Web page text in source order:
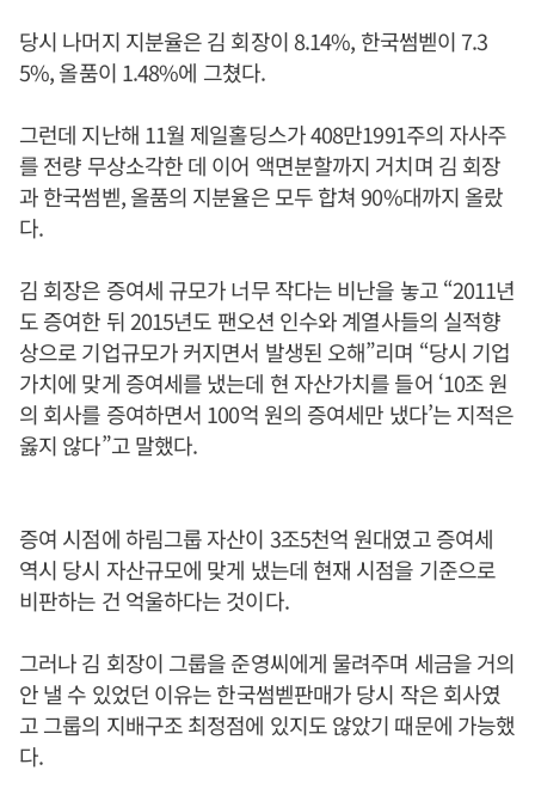
당시 나머지 지분율은 김 회장이 8.14%, 한국썸벧이 7.3
5%, 올품이 1.48%에 그쳤다.
그런데 지난해 11월 제일홀딩스가 408만1991주의 자사주
를 전량 무상소각한 데 이어 액면분할까지 거치며 김 회장
과 한국썸벧, 올품의 지분율은 모두 합쳐 90%대까지 올랐
다.
김 회장은 증여세 규모가 너무 작다는 비난을 놓고 “2011년
도 증여한 뒤 2015년도 팬오션 인수와 계열사들의 실적향
상으로 기업규모가 커지면서 발생된 오해”리며 “당시 기업
가치에 맞게 증여세를 냈는데 현 자산가치를 들어 ‘10조 원
의 회사를 증여하면서 100억 원의 증여세만 냈다’는 지적은
옳지 않다”고 말했다.
증여 시점에 하림그룹 자산이 3조5천억 원대였고 증여세
역시 당시 자산규모에 맞게 냈는데 현재 시점을 기준으로
비판하는 건 억울하다는 것이다.
그러나 김 회장이 그룹을 준영씨에게 물려주며 세금을 거의
안 낼 수 있었던 이유는 한국썸벧판매가 당시 작은 회사였
고 그룹의 지배구조 최정점에 있지도 않았기 때문에 가능했
다.